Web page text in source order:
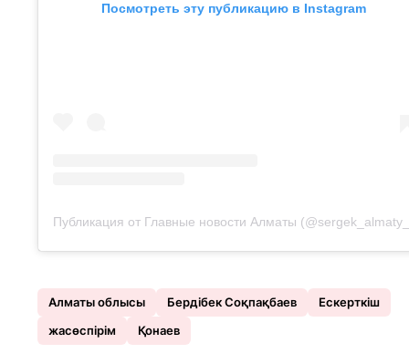
Посмотреть эту публикацию в Instagram
Публикация от Главные новости Алматы
Алматы облысы Бердібек Соқпақбаев
Ескерткіш
жасөспірім
Қонаев